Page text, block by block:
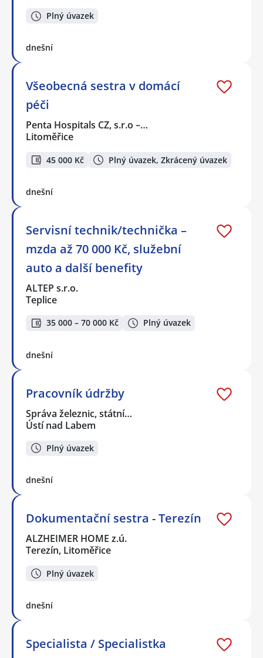
Plný úvazek
dnešní
Všeobecná sestra v domácí
péči
Penta Hospitals CZ, s.r.o –…
Litoměřice
45 000 Kč Plný úvazek, Zkrácený úvazek
dnešní
Servisní technik/technička –
mzda až 70 000 Kč, služební
auto a další benefity
ALTEP s.r.o.
Teplice
35 000 – 70 000 Kč Plný úvazek
dnešní
Pracovník údržby
Správa železnic, státní…
Ústí nad Labem
Plný úvazek
dnešní
Dokumentační sestra - Terezín
ALZHEIMER HOME z.ú.
Terezín, Litoměřice
Plný úvazek
dnešní
Specialista / Specialistka